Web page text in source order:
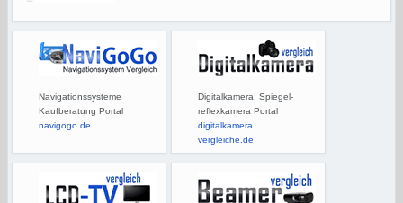
Navigationssysteme
Kaufberatung Portal
navigogo.de
Digitalkamera, Spiegel-
reflexkamera Portal
digitalkamera
vergleiche.de